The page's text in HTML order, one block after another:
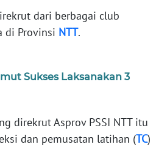
dari berbagai club
di Provinsi NTT.
Sukses Laksanakan 3
direkrut Asprov PSSI NTT itu
dan pemusatan latihan (TC)